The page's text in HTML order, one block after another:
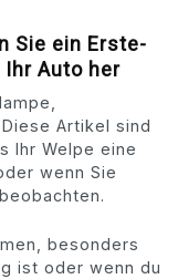
Sie ein Erste-
Auto her
Artikel sind
Ihr Welpe eine
wenn Sie
besonders
ist oder wenn du